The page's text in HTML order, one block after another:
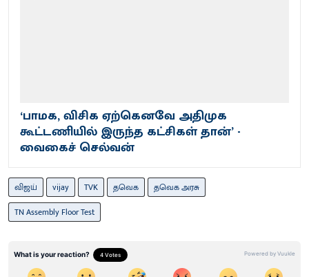
‘பாமக, விசிக ஏற்கெனவே அதிமுக
கூட்டணியில் இருந்த கட்சிகள் தான்’ -
வைகைச் செல்வன்
விஜய் vijay TVK தவெக
தவெக அரசு
TN Assembly Floor Test